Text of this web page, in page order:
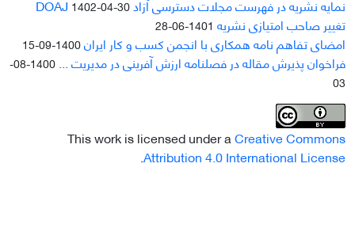
نمایه نشریه در فهرست مجلات دسترسی آزاد DOAJ1402-04-30
تغییر صاحب امتیازی نشریه 1401-06-28
امضای تفاهم نامه همکاری با انجمن کسب و کار ایران1400-09-15
فراخوان پذیرش مقاله در فصلنامه ارزش آفرینی در مدیریت ...
1400-08-
03
This work is licensed under aCreative Commons
Attribution 4.0 International License
.